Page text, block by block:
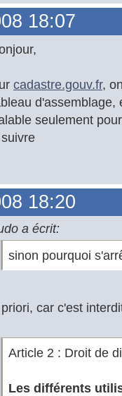
18:07
cadastre.gouv.fr,
d'assemblage,
seulement
18:20
a écrit:
sinon pourquoi
car c'est
Article 2 : Droit de
Les différents